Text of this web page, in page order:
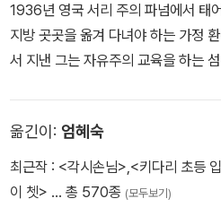
혼자 남겨져 슬픔에 찬 보르카는 여
에 올라탄다. 다행히 착한 친구들을
에 있는 큐 가든에 도착하고, 보르카
버닝햄의 이 작품은 장애아에 대한
나 사랑으로 감싸 장애를 극복하도록
망을 이야기하지 않는다. 더 많은 사
1936년 영국 서리 주의 파넘에서 태
지방 곳곳을 옮겨 다녀야 하는 가정
서 지낸 그는 자유주의 교육을 하는
행하며 다양한 직업을 가졌다. 자유
게 《지각대장 존》, 《깃털 없는 기러
가 되었다. 1963년 《깃털 없는 기러
옮긴이: 엄혜숙
최근작 : <각시손님>,<키다리 초등
이 쳇> … 총 570종 (모두보기)